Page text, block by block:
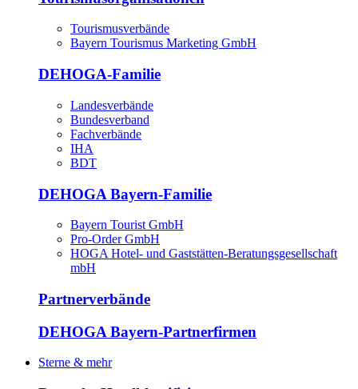
Tourismusverbände
Bayern Tourismus Marketing GmbH
DEHOGA-Familie
Landesverbände
Bundesverband
Fachverbände
IHA
BDT
DEHOGA Bayern-Familie
Bayern Tourist GmbH
Pro-Order GmbH
HOGA Hotel- und Gaststätten-Beratungsgesellschaft
mbH
Partnerverbände
DEHOGA Bayern-Partnerfirmen
Sterne & mehr